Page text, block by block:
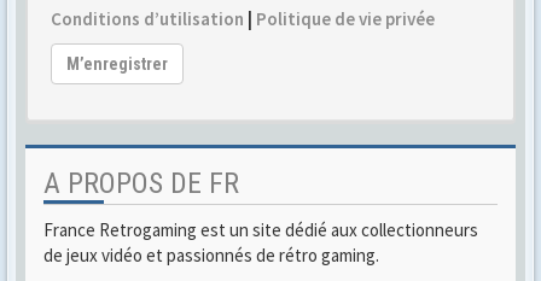
Conditions d’utilisation | Politique de vie privée
M’enregistrer
A PROPOS DE FR
France Retrogaming est un site dédié aux collectionneurs
de jeux vidéo et passionnés de rétro gaming.